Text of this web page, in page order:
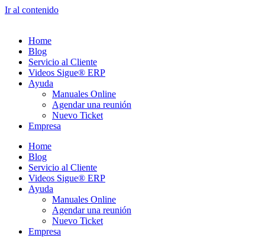
Ir al contenido
Home
Blog
Servicio al Cliente
Videos Sigue® ERP
Ayuda
Manuales Online
Agendar una reunión
Nuevo Ticket
Empresa
Home
Blog
Servicio al Cliente
Videos Sigue® ERP
Ayuda
Manuales Online
Agendar una reunión
Nuevo Ticket
Empresa